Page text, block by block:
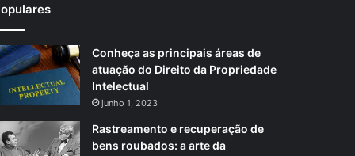
Conheça as principais áreas de
atuação do Direito da Propriedade
Intelectual
junho 1, 2023
Rastreamento e recuperação de
bens roubados: a arte da